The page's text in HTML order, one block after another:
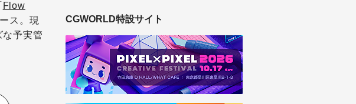
Flow
ス。現
予実管
CGWORLD特設サイト